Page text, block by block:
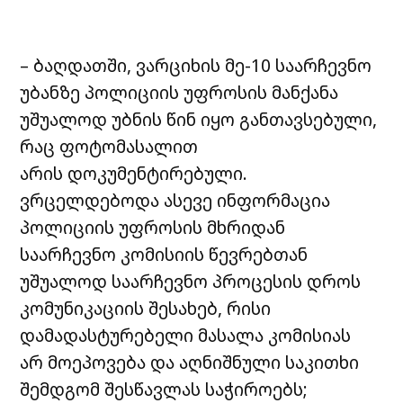
– ბაღდათში, ვარციხის მე-10 საარჩევნო
უბანზე პოლიციის უფროსის მანქანა
უშუალოდ უბნის წინ იყო განთავსებული,
რაც ფოტომასალით
არის დოკუმენტირებული.
ვრცელდებოდა ასევე ინფორმაცია
პოლიციის უფროსის მხრიდან
საარჩევნო კომისიის წევრებთან
უშუალოდ საარჩევნო პროცესის დროს
კომუნიკაციის შესახებ, რისი
დამადასტურებელი მასალა კომისიას
არ მოეპოვება და აღნიშნული საკითხი
შემდგომ შესწავლას საჭიროებს;